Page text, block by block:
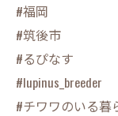
#福岡
#筑後市
#るぴなす
#lupinus_breeder
#チワワのいる暮